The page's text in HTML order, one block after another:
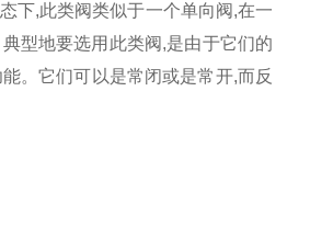
下,此类阀类似于一个单向阀,在一
型地要选用此类阀,是由于它们的
。它们可以是常闭或是常开,而反